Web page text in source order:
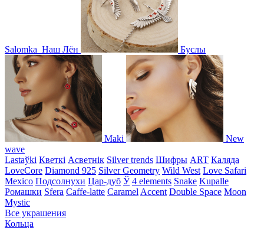
Salomka Наш Лён Буслы
Maki
New
wave
Lastaўki Кветкі Асветнiк Silver trends Шифры ART Каляда
LoveCore Diamond 925 Silver Geometry Wild West Love Safari
Mexico Подсолнухи Цар-дуб Ў 4 elements Snake Kupalle
Ромашки Sfera Caffe-latte Caramel Accent Double Space Moon
Mystic
Все украшения
Кольца